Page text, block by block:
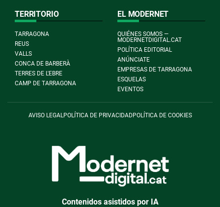
TERRITORIO
TARRAGONA
REUS
VALLS
CONCA DE BARBERÀ
TERRES DE L'EBRE
CAMP DE TARRAGONA
EL MODERNET
QUIÉNES SOMOS —
MODERNETDIGITAL.CAT
POLÍTICA EDITORIAL
ANÚNCIATE
EMPRESAS DE TARRAGONA
ESQUELAS
EVENTOS
AVISO LEGAL POLÍTICA DE PRIVACIDADPOLÍTICA DE COOKIES
Contenidos asistidos por IA